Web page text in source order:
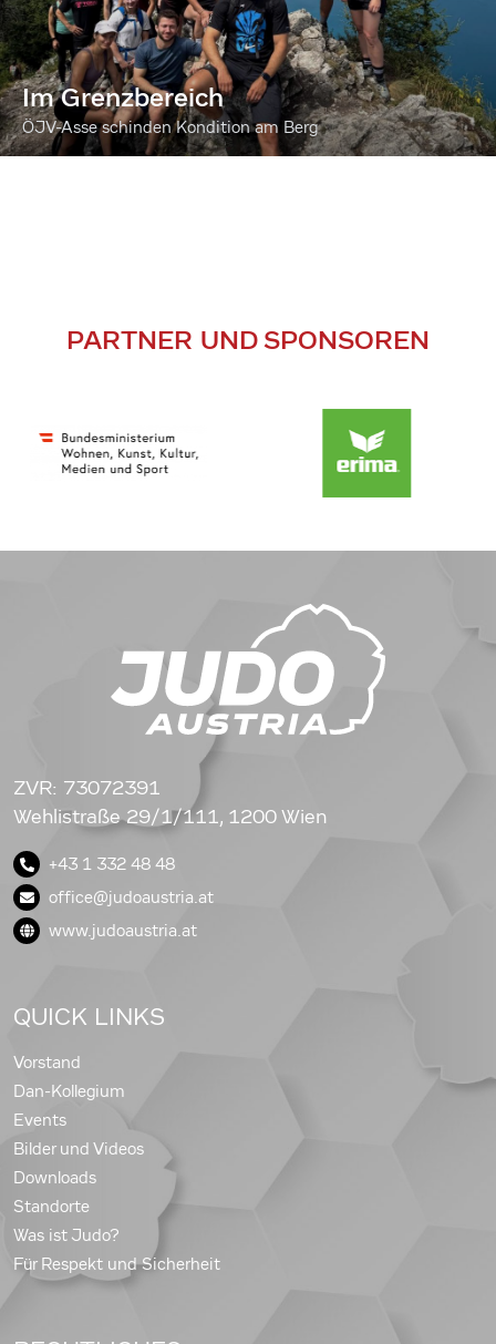
Im Grenzbereich
ÖJV-Asse schinden Kondition am Berg
PARTNER UND SPONSOREN
ZVR: 73072391
Wehlistraße 29/1/111, 1200 Wien
+43 1 332 48 48
office@judoaustria.at
www.judoaustria.at
QUICK LINKS
Vorstand
Dan-Kollegium
Events
Bilder und Videos
Downloads
Standorte
Was ist Judo?
Für Respekt und Sicherheit